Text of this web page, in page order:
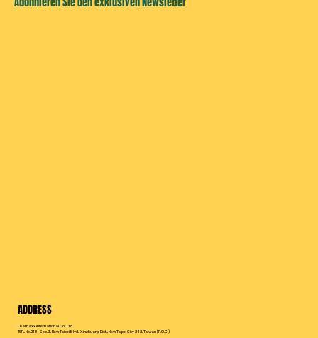
ADDRESS
Leamaxx International Co., Ltd.
15F., No.218, Sec. 3, New Taipei Blvd., Xinzhuang Dist., New Taipei City 242, Taiwan (R.O.C.)